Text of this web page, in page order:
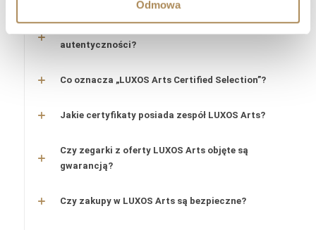
Odmowa
autentyczności?
Co oznacza „LUXOS Arts Certified Selection”?
Jakie certyfikaty posiada zespół LUXOS Arts?
Czy zegarki z oferty LUXOS Arts objęte są
gwarancją?
Czy zakupy w LUXOS Arts są bezpieczne?